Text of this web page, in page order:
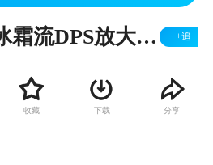
屌丝新玩法：冰霜流DPS放大15倍 +追
收藏 下载 分享